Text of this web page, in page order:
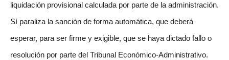
liquidación provisional calculada por parte de la administración.
Sí paraliza la sanción de forma automática, que deberá
esperar, para ser firme y exigible, que se haya dictado fallo o
resolución por parte del Tribunal Económico-Administrativo.